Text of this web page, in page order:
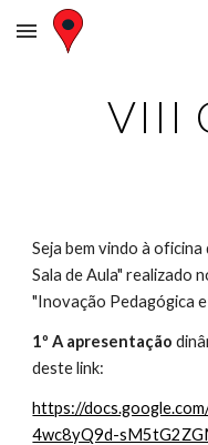
Skip to main content
VIII
Seja bem vindo à
Sala de Aula" realizado
"Inovação Pedagógica
1º A apresentação
deste link:
https://
4wc8yQ9d-